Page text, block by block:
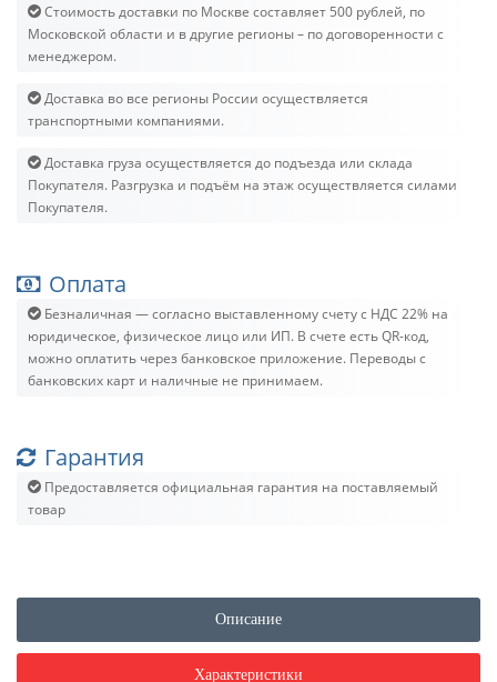
Стоимость доставки по Москве составляет 500 рублей, по
Московской области и в другие регионы – по договоренности с
менеджером.
Доставка во все регионы России осуществляется
транспортными компаниями.
Доставка груза осуществляется до подъезда или склада
Покупателя. Разгрузка и подъём на этаж осуществляется силами
Покупателя.
Оплата
Безналичная — согласно выставленному счету c НДС 22% на
юридическое, физическое лицо или ИП. В счете есть QR-код,
можно оплатить через банковское приложение. Переводы с
банковских карт и наличные не принимаем.
Гарантия
Предоставляется официальная гарантия на поставляемый
товар
Описание
Характеристики